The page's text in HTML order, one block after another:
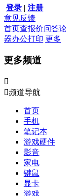
登录 | 注册
意见反馈
首页查报价问答
器办公打印 更多
更多频道

频道导航
首页
手机
笔记本
游戏硬件
影音
家电
键鼠
显卡
游戏